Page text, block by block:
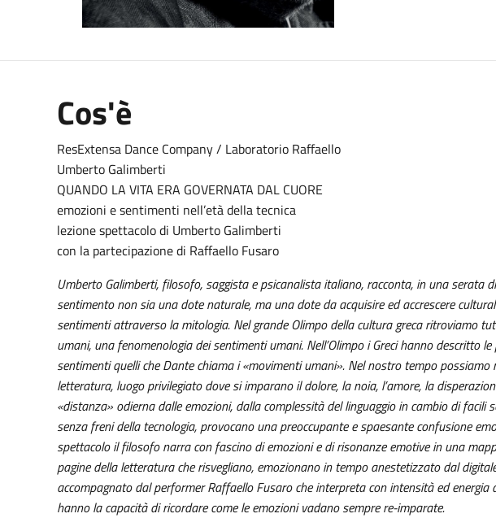
Cos'è
ResExtensa Dance Company / Laboratorio Raffaello
Umberto Galimberti
QUANDO LA VITA ERA GOVERNATA DAL CUORE
emozioni e sentimenti nell’età della tecnica
lezione spettacolo di Umberto Galimberti
con la partecipazione di Raffaello Fusaro
Umberto Galimberti, filosofo, saggista e psicanalista italiano, racconta, in una serata
sentimento non sia una dote naturale, ma una dote da acquisire ed accrescere
sentimenti attraverso la mitologia. Nel grande Olimpo della cultura greca ritroviamo
umani, una fenomenologia dei sentimenti umani. Nell’Olimpo i Greci hanno descritto
sentimenti quelli che Dante chiama i «movimenti umani». Nel nostro tempo
letteratura, luogo privilegiato dove si imparano il dolore, la noia, l’amore, la
«distanza» odierna dalle emozioni, dalla complessità del linguaggio in cambio di facili
senza freni della tecnologia, provocano una preoccupante e spaesante confusione
spettacolo il filosofo narra con fascino di emozioni e di risonanze emotive in una
pagine della letteratura che risvegliano, emozionano in tempo anestetizzato dal
accompagnato dal performer Raffaello Fusaro che interpreta con intensità ed energia
hanno la capacità di ricordare come le emozioni vadano sempre re-imparate.